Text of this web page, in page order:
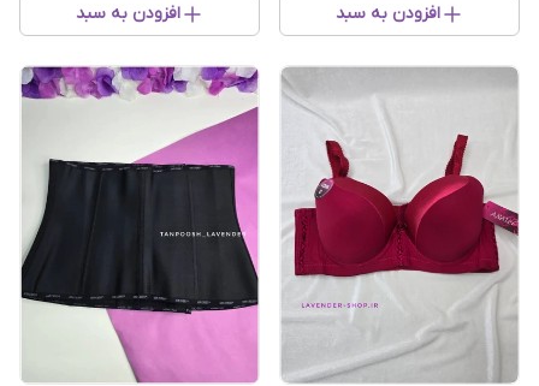
افزودن به سبد افزودن به سبد